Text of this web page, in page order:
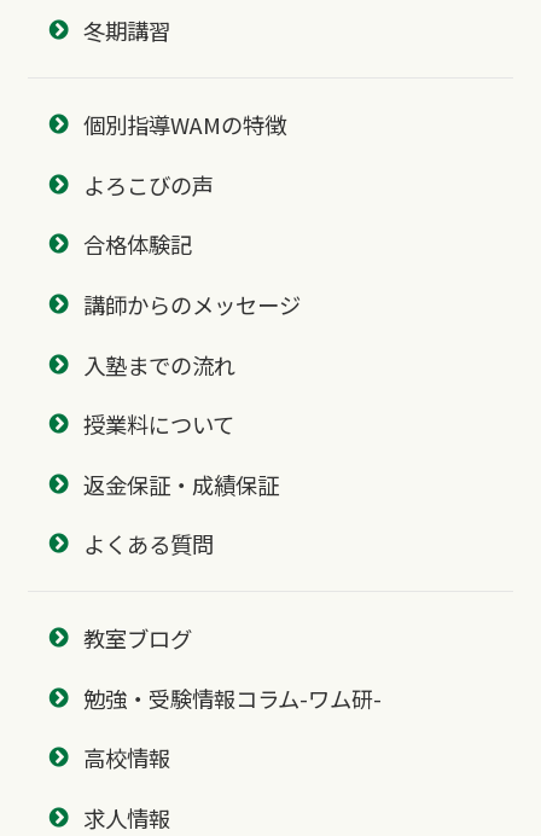
冬期講習
個別指導WAMの特徴
よろこびの声
合格体験記
講師からのメッセージ
入塾までの流れ
授業料について
返金保証・成績保証
よくある質問
教室ブログ
勉強・受験情報コラム-ワム研-
高校情報
求人情報